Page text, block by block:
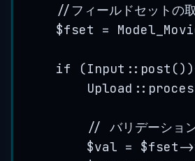
//フィールドセットの
$fset
=
if (Input :: post
Upload ::
// バリデーショ
$val = $fset->